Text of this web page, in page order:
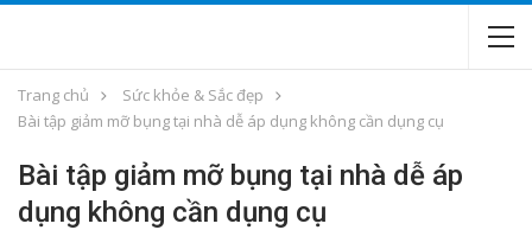
Trang chủ
Sức khỏe & Sắc đẹp
Bài tập giảm mỡ bụng tại nhà dễ áp dụng không cần dụng cụ
Bài tập giảm mỡ bụng tại nhà dễ áp
dụng không cần dụng cụ